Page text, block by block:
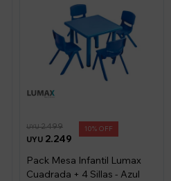
UYU 2.249
UYU2.499 10
Pack Mesa Infantil Lumax
Cuadrada + 4 Sillas - Azul